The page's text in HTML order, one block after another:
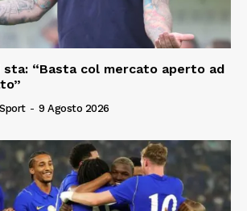
sta: “Basta col mercato aperto ad
- 9 Agosto 2026